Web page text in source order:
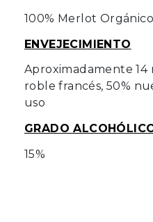
100% Merlot Orgánico
ENVEJECIMIENTO
Aproximadamente 14
roble francés, 50%
uso
GRADO
15%